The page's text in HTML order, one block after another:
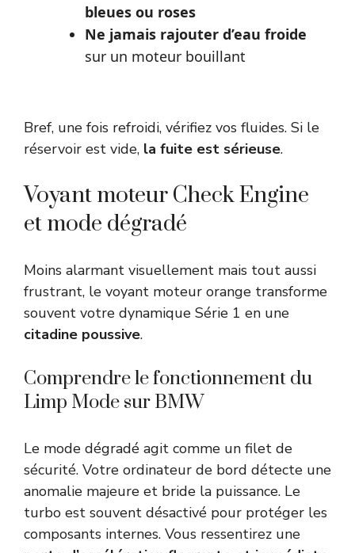
bleues ou roses
Ne jamais rajouter d’eau froide
sur un moteur bouillant
Bref, une fois refroidi, vérifiez vos fluides. Si le
réservoir est vide, la fuite est sérieuse.
Voyant moteur Check Engine
et mode dégradé
Moins alarmant visuellement mais tout aussi
frustrant, le voyant moteur orange transforme
souvent votre dynamique Série 1 en une
citadine poussive.
Comprendre le fonctionnement du
Limp Mode sur BMW
Le mode dégradé agit comme un filet de
sécurité. Votre ordinateur de bord détecte une
anomalie majeure et bride la puissance. Le
turbo est souvent désactivé pour protéger les
composants internes. Vous ressentirez une